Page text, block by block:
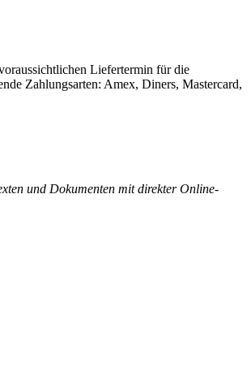
Liefertermin für die
Zahlungsarten: Amex, Diners, Mastercard,
und Dokumenten mit direkter Online-